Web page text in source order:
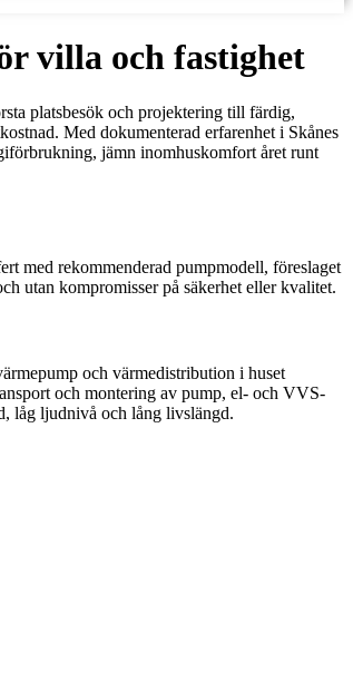
villa och fastighet
platsbesök och projektering till färdig,
Med dokumenterad erfarenhet i Skånes
jämn inomhuskomfort året runt
med rekommenderad pumpmodell, föreslaget
utan kompromisser på säkerhet eller kvalitet.
och värmedistribution i huset
och montering av pump, el- och VVS-
låg ljudnivå och lång livslängd.